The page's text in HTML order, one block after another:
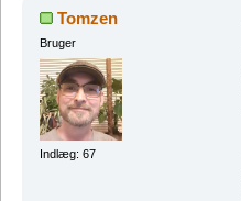
Tomzen
Bruger
Indlæg: 67